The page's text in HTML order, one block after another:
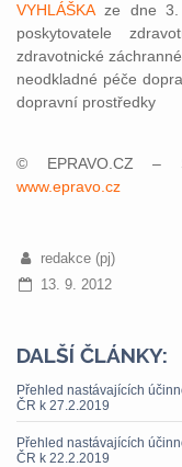
VYHLÁŠKAze dne 3.
poskytovatele
zdravotnické
neodkladné péče
dopravní prostředky
© EPRAVO.CZ –
www.epravo.cz
redakce (pj)
13. 9. 2012
DALŠÍ ČLÁNKY:
Přehled nastávajících
ČR k 27.2.2019
Přehled nastávajících
ČR k 22.2.2019